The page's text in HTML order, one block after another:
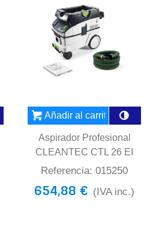
Añadir al carrito
Aspirador Profesional
CLEANTEC CTL 26 EI
Referencia: 015250
654,88 € (IVA inc.)